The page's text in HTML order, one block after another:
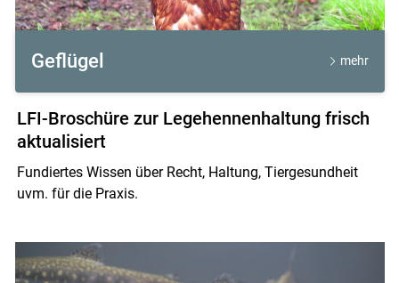
Geflügel mehr
LFI-Broschüre zur Legehennenhaltung frisch
aktualisiert
Fundiertes Wissen über Recht, Haltung, Tiergesundheit
uvm. für die Praxis.